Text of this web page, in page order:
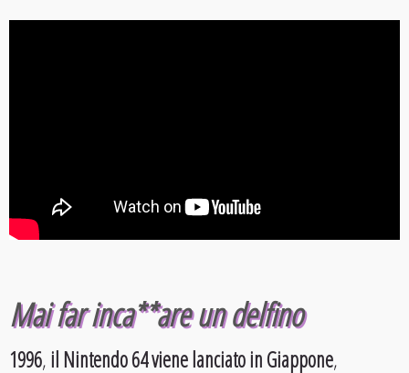
Mai far inca**are un delfino
1996,il Nintendo 64 viene lanciato in Giappone,